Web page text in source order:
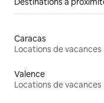
Caracas
Locations de vacances
Valence
Locations de vacances